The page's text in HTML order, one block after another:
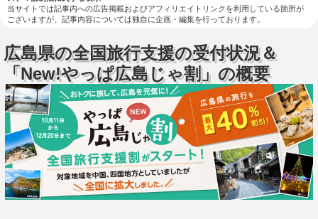
当サイトでは記事内への広告掲載およびアフィリエイトリンクを利用している箇所が
ございますが、記事内容については独自に企画・編集を行っております。
広島県の全国旅行支援の受付状況＆
「New!やっぱ広島じゃ割」の概要